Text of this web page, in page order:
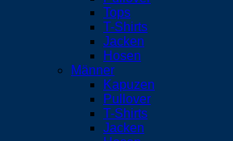
Tops
T-Shirts
Jacken
Hosen
Männer
Kapuzen
Pullover
T-Shirts
Jacken